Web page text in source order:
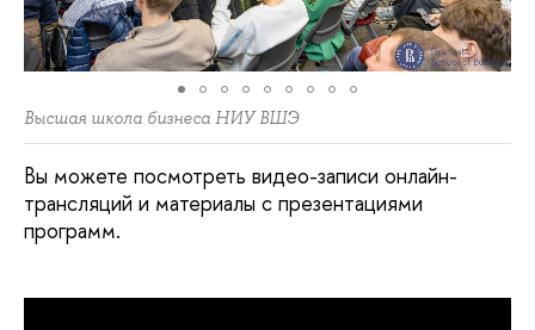
Высшая школа бизнеса НИУ ВШЭ
Вы можете посмотреть видео-записи онлайн-
трансляций и материалы с презентациями
программ.